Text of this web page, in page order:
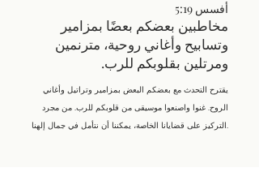
أفسس 5:19
مخاطبين بعضكم بعضًا بمزامير
وتسابيح وأغاني روحية، مترنمين
ومرتلين بقلوبكم للرب.
يقترح التحدث مع بعضكم البعض بمزامير وتراتيل وأغاني
الروح. غنوا واصنعوا موسيقى من قلوبكم للرب. من مجرد
التركيز على قضايانا الخاصة، يمكننا أن نتأمل في جمال إلهنا.